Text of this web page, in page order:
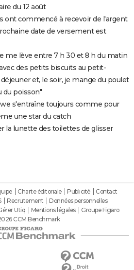
du 12 août
ont commencé à recevoir de l'argent
date de versement est
me lève entre 7 h 30 et 8 h du matin
des petits biscuits au petit-
et, le soir, je mange du poulet
du poisson"
s'entraîne toujours comme pour
une star du catch
la lunette des toilettes de glisser
Charte éditoriale Publicité
Contact
Recrutement
Données personnelles
Utiq Mentions légales
Groupe Figaro
CCM Benchmark